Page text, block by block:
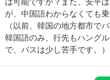
は可能ですか？また、安平
が、中国語わからなくても
（以前、韓国の地方都市で
韓国語のみ、行先もハング
で、バスは少し苦手です。）